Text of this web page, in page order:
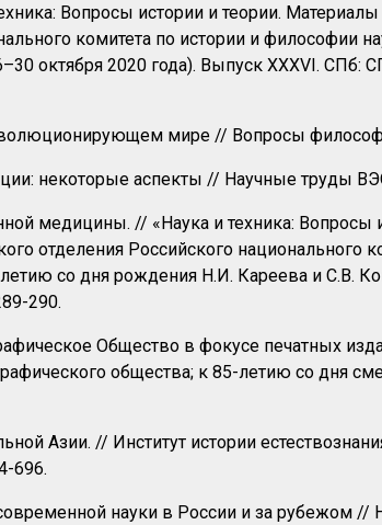
Вопросы истории и теории.
комитета по истории и философии
октября 2020 года). Выпуск XXXVI.
мире // Вопросы
некоторые аспекты // Научные труды
медицины. // «Наука и техника: Вопросы
отделения Российского национального
со дня рождения Н.И. Кареева и С.В.
290.
Общество в фокусе печатных
общества; к 85-летию со дня
Азии. // Институт истории
696.
науки в России и за рубежом //